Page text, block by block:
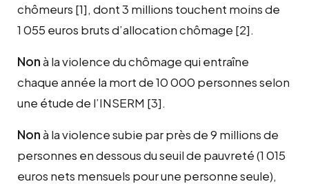
chômeurs [1], dont 3 millions touchent moins de
1 055 euros bruts d’allocation chômage [2].
Nonà la violence du chômage qui entraîne
chaque année la mort de 10 000 personnes selon
une étude de l’INSERM [3].
Nonà la violence subie par près de 9 millions de
personnes en dessous du seuil de pauvreté (1 015
euros nets mensuels pour une personne seule),